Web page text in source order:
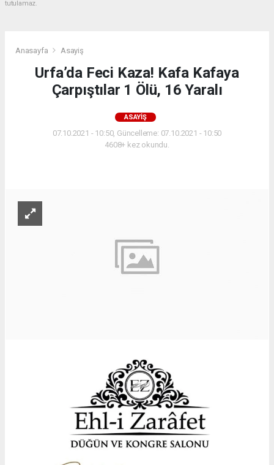
tutulamaz.
Anasayfa Asayiş
Urfa’da Feci Kaza! Kafa Kafaya
Çarpıştılar 1 Ölü, 16 Yaralı
ASAYIŞ
07.10.2021 - 10:50, Güncelleme: 07.10.2021 - 10:50
4608+ kez okundu.